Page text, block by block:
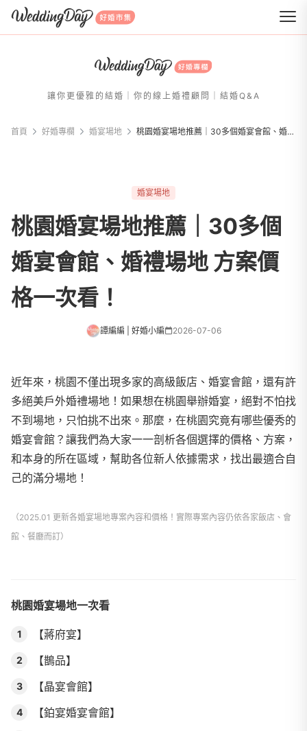
WeddingDay 好婚市集
讓你更優雅的結婚｜你的線上婚禮顧問｜結婚Q&A
首頁 好婚專欄 婚宴場地 桃園婚宴場地推薦｜30多個婚宴會館、婚禮場地 方案價格一次看！
婚宴場地
桃園婚宴場地推薦｜30多個
婚宴會館、婚禮場地 方案價
格一次看！
譚編編 | 好婚小編 2026-07-06
近年來，桃園不僅出現多家的高級飯店、婚宴會館，還有許
多絕美戶外婚禮場地！如果想在桃園舉辦婚宴，絕對不怕找
不到場地，只怕挑不出來。那麼，在桃園究竟有哪些優秀的
婚宴會館？讓我們為大家一一剖析各個選擇的價格、方案，
和本身的所在區域，幫助各位新人依據需求，找出最適合自
己的滿分場地！
（2025.01 更新各婚宴場地專案內容和價格！實際專案內容仍依各家飯店、會
館、餐廳而訂）
桃園婚宴場地一次看
1 【蔣府宴】
2 【鵲品】
3 【晶宴會館】
4 【鉑宴婚宴會館】